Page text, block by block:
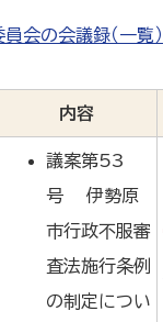
員会の会議録（一覧）
内容
議案第53
号 伊勢原
市行政不服審
査法施行条例
の制定につい